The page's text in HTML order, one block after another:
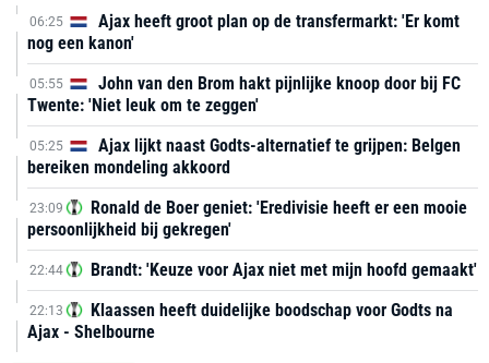
06:25
Ajax heeft groot plan op de transfermarkt: 'Er komt
nog een kanon'
05:55
John van den Brom hakt pijnlijke knoop door bij FC
Twente: 'Niet leuk om te zeggen'
05:25
Ajax lijkt naast Godts-alternatief te grijpen: Belgen
bereiken mondeling akkoord
23:09
Ronald de Boer geniet: 'Eredivisie heeft er een mooie
persoonlijkheid bij gekregen'
22:44 Brandt: 'Keuze voor Ajax niet met mijn hoofd gemaakt'
22:13
Klaassen heeft duidelijke boodschap voor Godts na
Ajax - Shelbourne